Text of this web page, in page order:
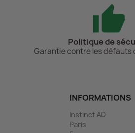
Politique de
Garantie contre les
INFORMATIONS
Instinct AD
Paris